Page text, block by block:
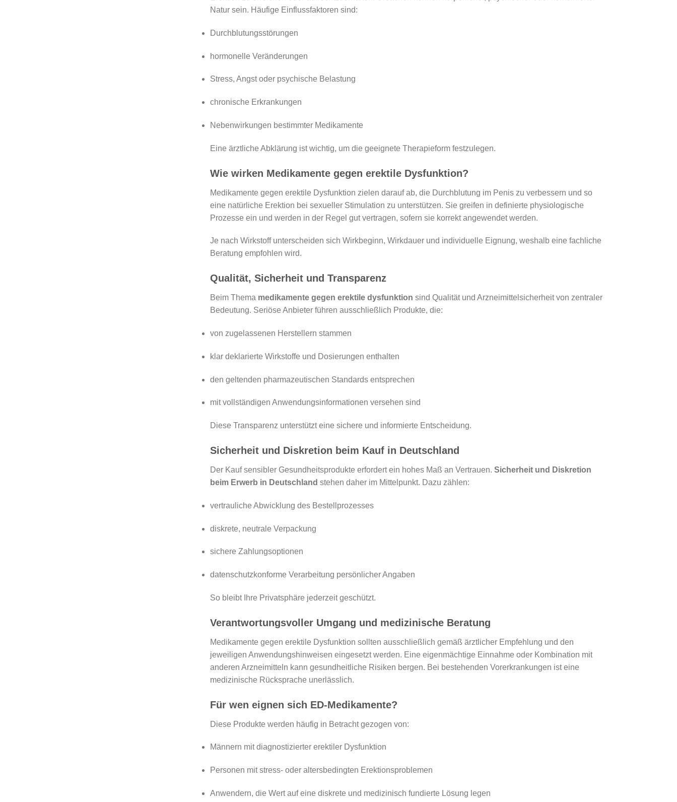
Natur sein. Häufige Einflussfaktoren sind:
Durchblutungsstörungen
hormonelle Veränderungen
Stress, Angst oder psychische Belastung
chronische Erkrankungen
Nebenwirkungen bestimmter Medikamente
Eine ärztliche Abklärung ist wichtig, um die geeignete Therapieform festzulegen.
Wie wirken Medikamente gegen erektile Dysfunktion?
Medikamente gegen erektile Dysfunktion zielen darauf ab, die Durchblutung im Penis zu verbessern und so
eine natürliche Erektion bei sexueller Stimulation zu unterstützen. Sie greifen in definierte physiologische
Prozesse ein und werden in der Regel gut vertragen, sofern sie korrekt angewendet werden.
Je nach Wirkstoff unterscheiden sich Wirkbeginn, Wirkdauer und individuelle Eignung, weshalb eine fachliche
Beratung empfohlen wird.
Qualität, Sicherheit und Transparenz
Beim Thema medikamente gegen erektile dysfunktion sind Qualität und Arzneimittelsicherheit von zentraler
Bedeutung. Seriöse Anbieter führen ausschließlich Produkte, die:
von zugelassenen Herstellern stammen
klar deklarierte Wirkstoffe und Dosierungen enthalten
den geltenden pharmazeutischen Standards entsprechen
mit vollständigen Anwendungsinformationen versehen sind
Diese Transparenz unterstützt eine sichere und informierte Entscheidung.
Sicherheit und Diskretion beim Kauf in Deutschland
Der Kauf sensibler Gesundheitsprodukte erfordert ein hohes Maß an Vertrauen. Sicherheit und Diskretion
beim Erwerb in Deutschland stehen daher im Mittelpunkt. Dazu zählen:
vertrauliche Abwicklung des Bestellprozesses
diskrete, neutrale Verpackung
sichere Zahlungsoptionen
datenschutzkonforme Verarbeitung persönlicher Angaben
So bleibt Ihre Privatsphäre jederzeit geschützt.
Verantwortungsvoller Umgang und medizinische Beratung
Medikamente gegen erektile Dysfunktion sollten ausschließlich gemäß ärztlicher Empfehlung und den
jeweiligen Anwendungshinweisen eingesetzt werden. Eine eigenmächtige Einnahme oder Kombination mit
anderen Arzneimitteln kann gesundheitliche Risiken bergen. Bei bestehenden Vorerkrankungen ist eine
medizinische Rücksprache unerlässlich.
Für wen eignen sich ED-Medikamente?
Diese Produkte werden häufig in Betracht gezogen von:
Männern mit diagnostizierter erektiler Dysfunktion
Personen mit stress- oder altersbedingten Erektionsproblemen
Anwendern, die Wert auf eine diskrete und medizinisch fundierte Lösung legen